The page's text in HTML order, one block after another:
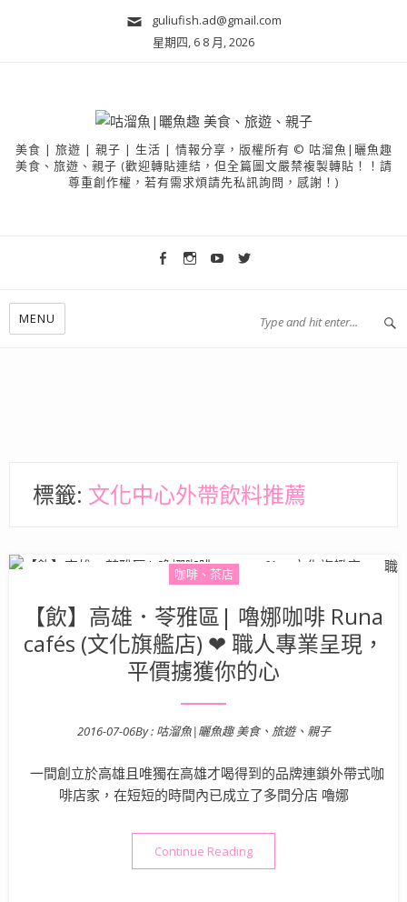
guliufish.ad@gmail.com
星期四, 6 8 月, 2026
美食 | 旅遊 | 親子 | 生活 | 情報分享，版權所有 © 咕溜魚|曬魚趣
美食、旅遊、親子 (歡迎轉貼連結，但全篇圖文嚴禁複製轉貼！！請
尊重創作權，若有需求煩請先私訊詢問，感謝！)
MENU
標籤: 文化中心外帶飲料推薦
咖啡、茶店
【飲】高雄．苓雅區| 嚕娜咖啡 Runa
cafés (文化旗艦店) ❤ 職人專業呈現，
平價擄獲你的心
Posted on
2016-07-06By : 咕溜魚|曬魚趣 美食、旅遊、親子
一間創立於高雄且唯獨在高雄才喝得到的品牌連鎖外帶式咖
啡店家，在短短的時間內已成立了多間分店 嚕娜
Continue Reading“【飲】高雄．苓雅區| 嚕娜